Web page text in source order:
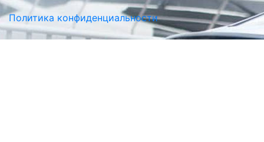
Политика конфиденциальности